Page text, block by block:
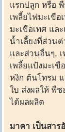
แรกปลูก หรือ
เพลี้ยไฟมะเขือ
มะเขือเทศ แล
น้ำเลี้ยงที่ส่วน
และส่วนอื่นๆ, เ
เพลี้ยแป้งมะเขื
หงิก ต้นโทรม
ใบ ส่งผลให้ พื
ได้ผลผลิต
มาคา เป็นสาร